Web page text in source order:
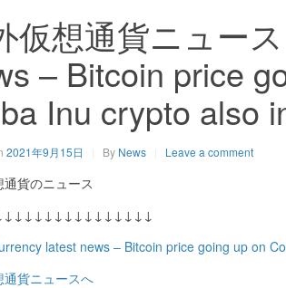
仮想通貨ニュー
– Bitcoin price
Inu crypto also
2021年9月15日 By News Leave a comment
貨のニュース
latest news – Bitcoin price going up on
通貨ニュースへ